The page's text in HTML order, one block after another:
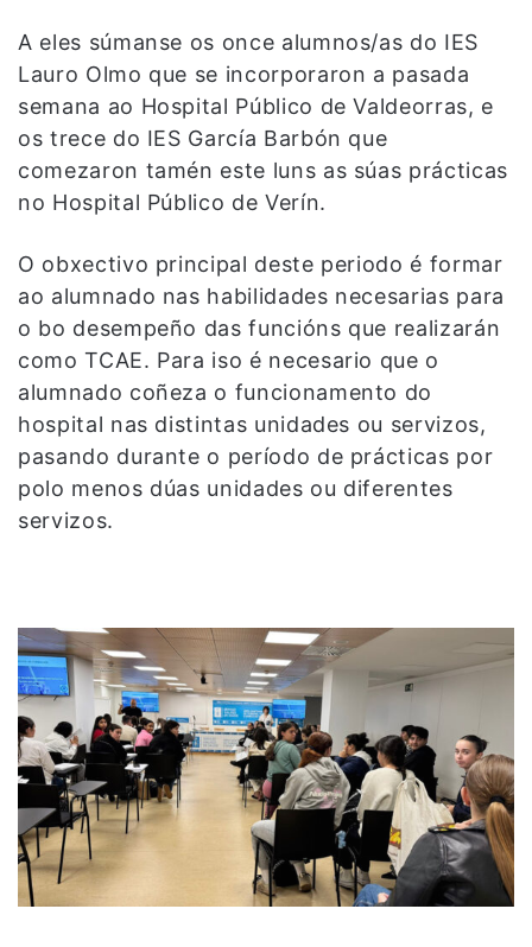
A eles súmanse os once alumnos/as do IES
Lauro Olmo que se incorporaron a pasada
semana ao Hospital Público de Valdeorras, e
os trece do IES García Barbón que
comezaron tamén este luns as súas prácticas
no Hospital Público de Verín.
O obxectivo principal deste periodo é formar
ao alumnado nas habilidades necesarias para
o bo desempeño das funcións que realizarán
como TCAE. Para iso é necesario que o
alumnado coñeza o funcionamento do
hospital nas distintas unidades ou servizos,
pasando durante o período de prácticas por
polo menos dúas unidades ou diferentes
servizos.